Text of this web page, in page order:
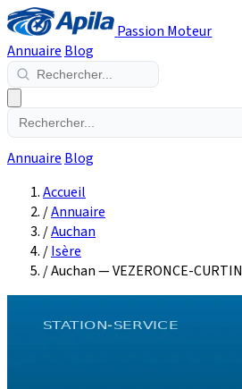
Passion Moteur
Annuaire Blog
Annuaire Blog
Accueil
/Annuaire
/Auchan
/Isère
/Auchan — VEZERONCE-CURTIN